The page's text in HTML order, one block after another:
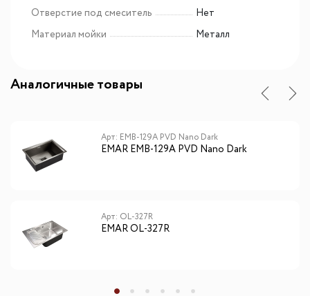
Отверстие под смеситель
Нет
Материал мойки
Металл
Аналогичные товары
Арт: EMB-129A PVD Nano Dark
EMAR EMB-129A PVD Nano Dark
Арт: OL-327R
EMAR OL-327R